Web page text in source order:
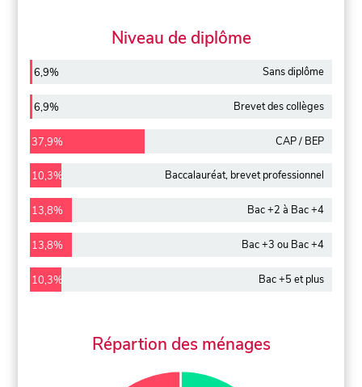
Niveau de diplôme
6,9% Sans diplôme
6,9% Brevet des collèges
37,9% CAP / BEP
10,3% Baccalauréat, brevet professionnel
13,8% Bac +2 à Bac +4
13,8% Bac +3 ou Bac +4
10,3% Bac +5 et plus
Répartion des ménages